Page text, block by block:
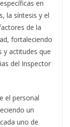
en
la síntesis y el
de la
fortaleciendo
y actitudes que
del Inspector
el personal
un
uno de